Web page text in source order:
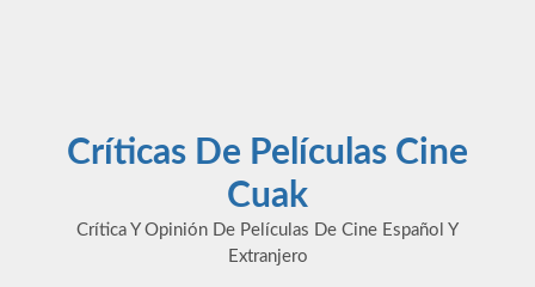
Críticas De Películas Cine
Cuak
Crítica Y Opinión De Películas De Cine Español Y
Extranjero